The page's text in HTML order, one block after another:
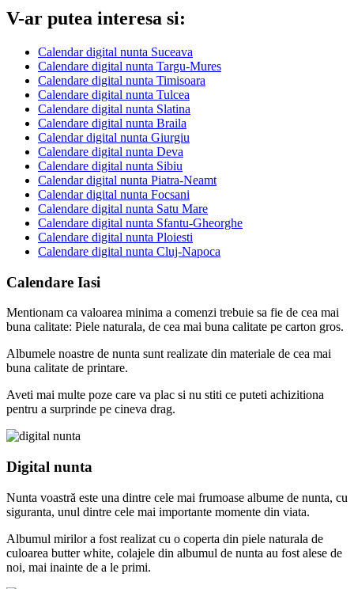
V-ar putea interesa si:
Calendar digital nunta Suceava
Calendare digital nunta Targu-Mures
Calendare digital nunta Timisoara
Calendare digital nunta Tulcea
Calendare digital nunta Slatina
Calendare digital nunta Braila
Calendar digital nunta Giurgiu
Calendare digital nunta Deva
Calendare digital nunta Sibiu
Calendar digital nunta Piatra-Neamt
Calendar digital nunta Focsani
Calendare digital nunta Satu Mare
Calendare digital nunta Sfantu-Gheorghe
Calendare digital nunta Ploiesti
Calendare digital nunta Cluj-Napoca
Calendare Iasi
Mentionam ca valoarea minima a comenzi trebuie sa fie de cea mai
buna calitate: Piele naturala, de cea mai buna calitate pe carton gros.
Albumele noastre de nunta sunt realizate din materiale de cea mai
buna calitate de printare.
Aveti mai multe poze care va plac si nu stiti ce puteti achizitiona
pentru a surprinde pe cineva drag.
Digital nunta
Nunta voastră este una dintre cele mai frumoase albume de nunta, cu
siguranta, unul dintre cele mai importante momente din viata.
Albumul mirilor a fost realizat cu o coperta din piele naturala de
culoarea butter white, colajele din albumul de nunta au fost alese de
noi, mai inainte de a le primi.